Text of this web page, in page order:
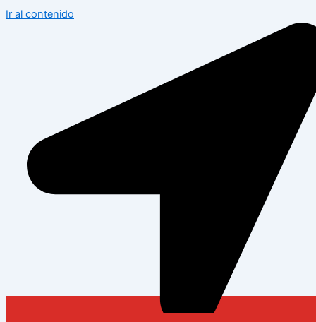
Ir al contenido